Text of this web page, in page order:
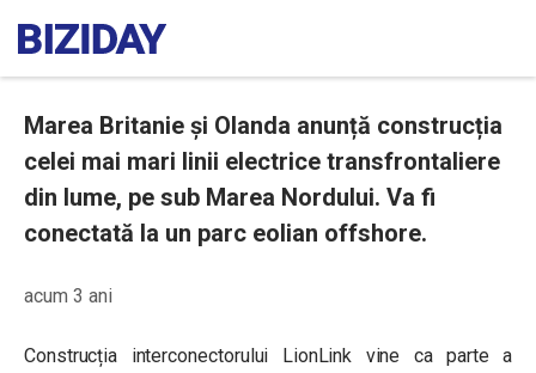
Marea Britanie și Olanda anunță construcția
celei mai mari linii electrice transfrontaliere
din lume, pe sub Marea Nordului. Va fi
conectată la un parc eolian offshore.
acum 3 ani
Construcția interconectorului LionLink vine ca parte a